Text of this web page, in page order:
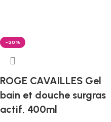
-20%
ROGE CAVAILLES Gel
bain et douche surgras
actif, 400ml